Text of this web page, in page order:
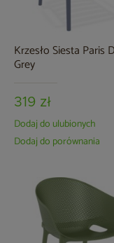
Krzesło Siesta Paris
Grey
319 zł
Dodaj do ulubionych
Dodaj do porównania